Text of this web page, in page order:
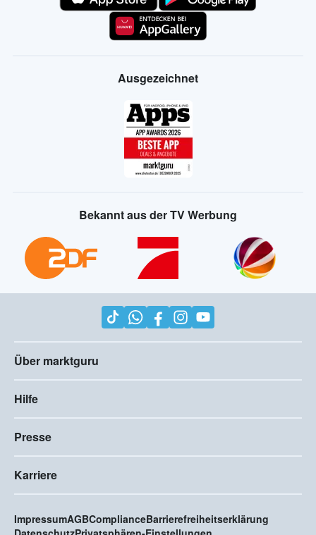
Ausgezeichnet
Bekannt aus der TV Werbung
Über marktguru
Hilfe
Presse
Karriere
ImpressumAGBComplianceBarrierefreiheitserklärung